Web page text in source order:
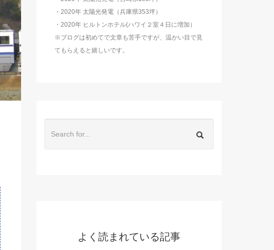
・2020年 太陽光発電（兵庫県353坪）
・2020年 ヒルトンホテル(ハワイ２室４日に増加）
※ブログは初めてで文章も苦手ですが、温かい目で見
てもらえると嬉しいです。
よく読まれている記事